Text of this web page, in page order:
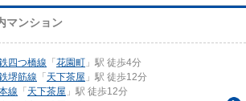
マンション
四つ橋線 「 花園町 」駅 徒歩4分
堺筋線 「 天下茶屋 」駅 徒歩12分
線 「 天下茶屋 」駅 徒歩12分